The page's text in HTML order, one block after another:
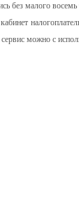
без малого
можно с